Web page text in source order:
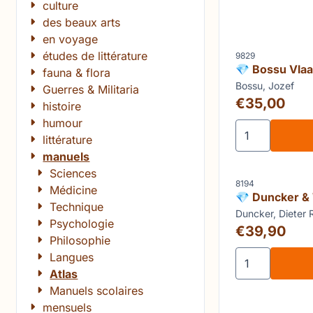
culture
des beaux arts
en voyage
études de littérature
fauna & flora
Guerres & Militaria
histoire
humour
littérature
manuels
Sciences
Médicine
Technique
Psychologie
Philosophie
Langues
Atlas
Manuels scolaires
mensuels
Référence
9829
💎 Bossu
oude kaarten
Marque :
Bossu, Jozef
Prix: 35,00
€35,00
Choisir la
Référence
8194
💎 Duncker &
Hertogdom
kaart en prent
Marque :
Duncker, Dieter
Prix: 39,90
€39,90
Choisir la